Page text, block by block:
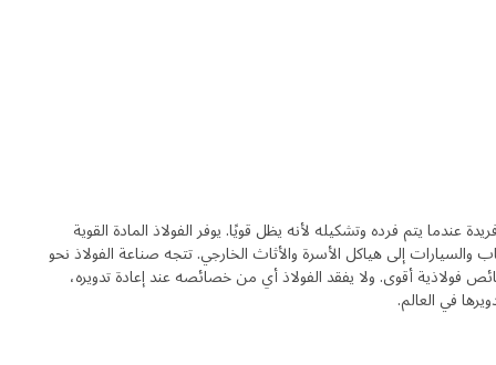
عندما يتم فرده وتشكيله لأنه يظل قويًا. يوفر الفولاذ المادة القوية
إلى هياكل الأسرة والأثاث الخارجي. تتجه صناعة الفولاذ نحو
فولاذية أقوى. ولا يفقد الفولاذ أي من خصائصه عند إعادة تدويره،
في العالم.